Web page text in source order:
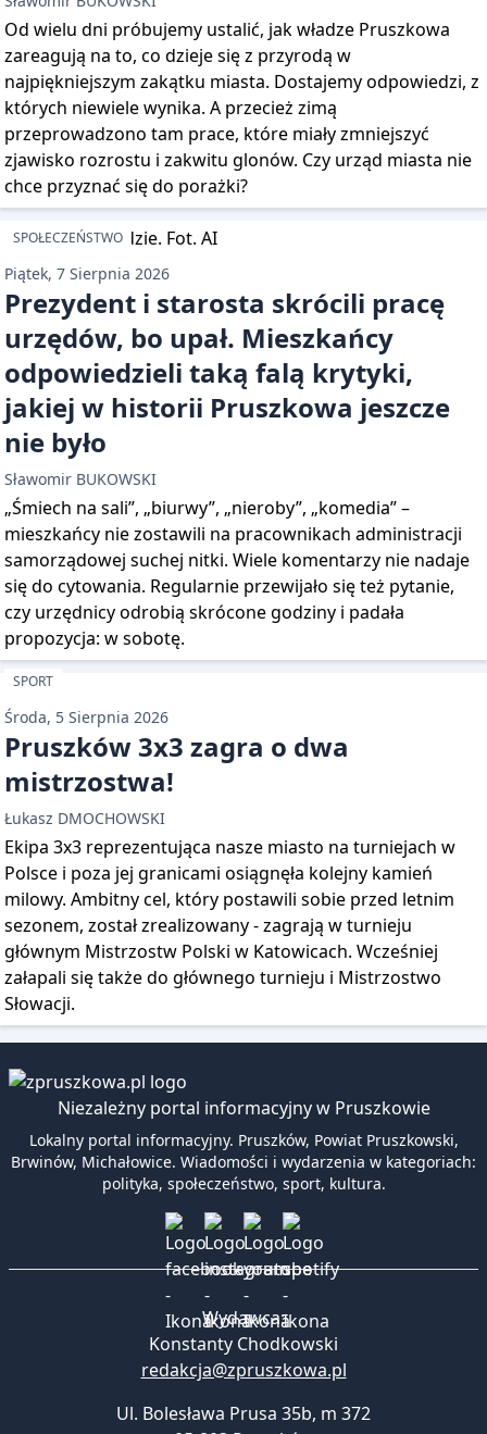
Od wielu dni próbujemy ustalić, jak władze Pruszkowa
zareagują na to, co dzieje się z przyrodą w
najpiękniejszym zakątku miasta. Dostajemy odpowiedzi, z
których niewiele wynika. A przecież zimą
przeprowadzono tam prace, które miały zmniejszyć
zjawisko rozrostu i zakwitu glonów. Czy urząd miasta nie
chce przyznać się do porażki?
SPOŁECZEŃSTWO
Piątek, 7 Sierpnia 2026
Prezydent i starosta skrócili pracę
urzędów, bo upał. Mieszkańcy
odpowiedzieli taką falą krytyki,
jakiej w historii Pruszkowa jeszcze
nie było
Sławomir BUKOWSKI
„Śmiech na sali”, „biurwy”, „nieroby”, „komedia” –
mieszkańcy nie zostawili na pracownikach administracji
samorządowej suchej nitki. Wiele komentarzy nie nadaje
się do cytowania. Regularnie przewijało się też pytanie,
czy urzędnicy odrobią skrócone godziny i padała
propozycja: w sobotę.
SPORT
Środa, 5 Sierpnia 2026
Pruszków 3x3 zagra o dwa
mistrzostwa!
Łukasz DMOCHOWSKI
Ekipa 3x3 reprezentująca nasze miasto na turniejach w
Polsce i poza jej granicami osiągnęła kolejny kamień
milowy. Ambitny cel, który postawili sobie przed letnim
sezonem, został zrealizowany - zagrają w turnieju
głównym Mistrzostw Polski w Katowicach. Wcześniej
załapali się także do głównego turnieju i Mistrzostwo
Słowacji.
Niezależny portal informacyjny w Pruszkowie
Lokalny portal informacyjny. Pruszków, Powiat Pruszkowski,
Brwinów, Michałowice. Wiadomości i wydarzenia w kategoriach:
polityka, społeczeństwo, sport, kultura.
Wydawca:
Konstanty Chodkowski
redakcja@zpruszkowa.pl
Ul. Bolesława Prusa 35b, m 372